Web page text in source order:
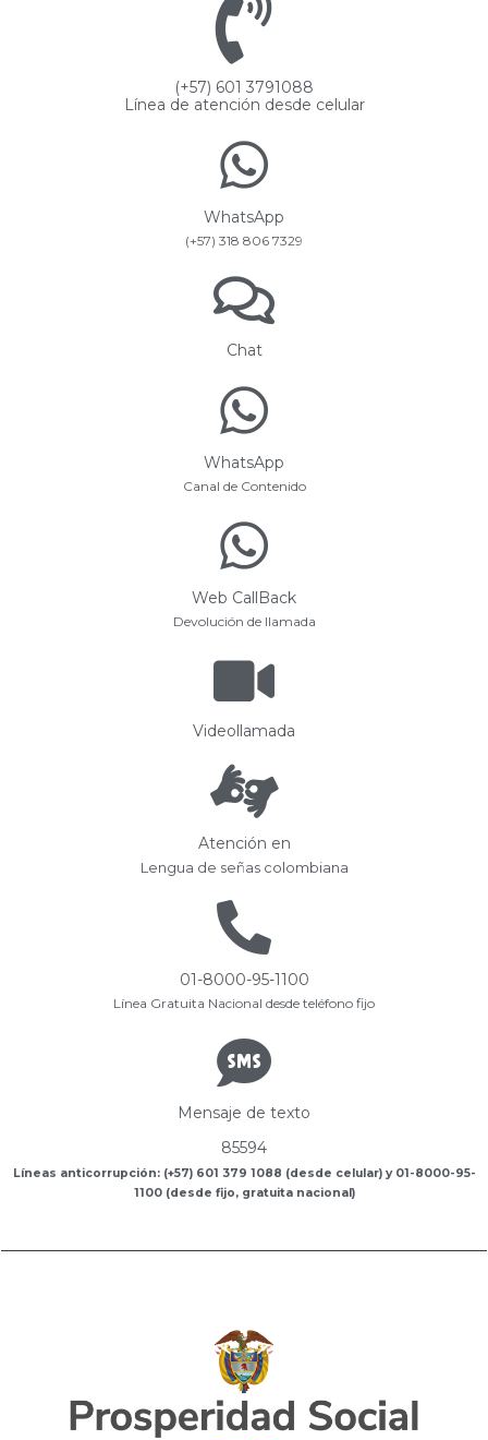
(+57) 601 3791088
Línea de atención desde celular
WhatsApp
(+57) 318 806 7329
Chat
WhatsApp
Canal de Contenido
Web CallBack
Devolución de llamada
Videollamada
Atención en
Lengua de señas colombiana
01-8000-95-1100
Línea Gratuita Nacional desde teléfono fijo
Mensaje de texto
85594
Líneas anticorrupción: (+57) 601 379 1088 (desde celular) y 01-8000-95-
1100 (desde fijo, gratuita nacional)